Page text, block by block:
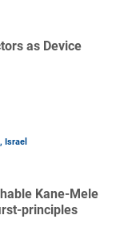
as Device
Israel
Kane-Mele
principles